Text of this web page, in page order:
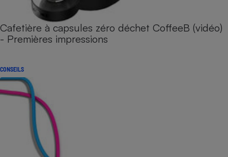
Cafetière à capsules zéro déchet CoffeeB (vidéo)
- Premières impressions
CONSEILS